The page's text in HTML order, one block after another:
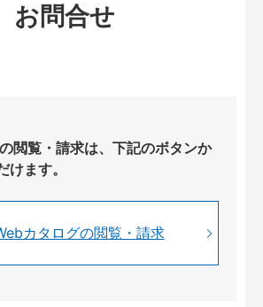
お問合せ
閲覧・請求は、下記のボタンか
けます。
カタログの閲覧・請求